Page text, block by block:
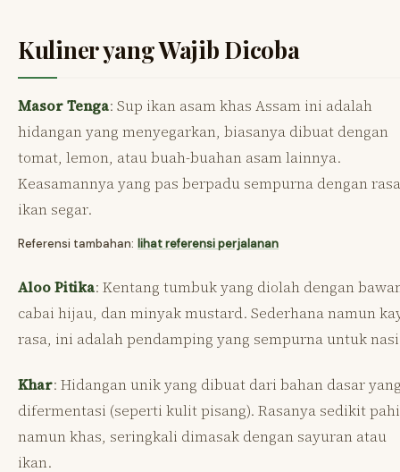
Kuliner yang Wajib Dicoba
Masor Tenga: Sup ikan asam khas Assam ini adalah
hidangan yang menyegarkan, biasanya dibuat dengan
tomat, lemon, atau buah-buahan asam lainnya.
Keasamannya yang pas berpadu sempurna dengan rasa
ikan segar.
Referensi tambahan: lihat referensi perjalanan
Aloo Pitika: Kentang tumbuk yang diolah dengan
cabai hijau, dan minyak mustard. Sederhana namun
rasa, ini adalah pendamping yang sempurna untuk
Khar: Hidangan unik yang dibuat dari bahan dasar
difermentasi (seperti kulit pisang). Rasanya sedikit
namun khas, seringkali dimasak dengan sayuran atau
ikan.